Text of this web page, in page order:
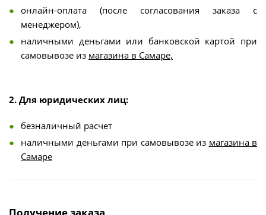
онлайн-оплата (после согласования заказа с
менеджером),
наличными деньгами или банковской картой при
самовывозе из магазина в Самаре,
2. Для юридических лиц:
безналичный расчет
наличными деньгами при самовывозе из магазина в
Самаре
Получение заказа